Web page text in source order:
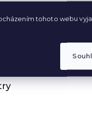
tohoto webu